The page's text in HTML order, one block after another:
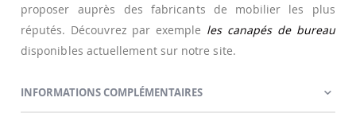
proposer auprès des fabricants de mobilier les plus
réputés. Découvrez par exemple les canapés de bureau
disponibles actuellement sur notre site.
INFORMATIONS COMPLÉMENTAIRES